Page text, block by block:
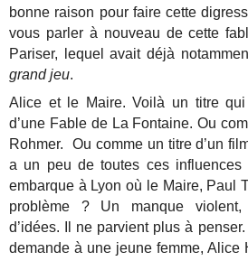
bonne raison pour faire cette
vous parler à nouveau de cette
Pariser, lequel avait déjà
grand jeu.
Alice et le Maire. Voilà un titre
d’une Fable de La Fontaine. Ou
Rohmer. Ou comme un titre d’un
a un peu de toutes ces
embarque à Lyon où le Maire, Paul
problème ? Un manque violent,
d’idées. Il ne parvient plus à
demande à une jeune femme, Alice